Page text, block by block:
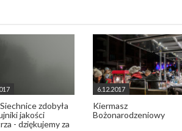
zdobyła
jakości
- dziękujemy za
6.12.2017
Kiermasz
Bożonarodzeniowy